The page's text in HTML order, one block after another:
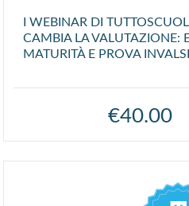
I WEBINAR DI
CAMBIA LA VALUTAZIONE:
MATURITÀ E PROVA INVALSI
€40.00